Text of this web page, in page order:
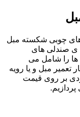
های چوبی شکسته مبل
ی صندلی های
ها را شامل می
تعمیر مبل و یا رویه
بر روی قیمت